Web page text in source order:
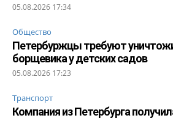
05.08.2026 17:34
Общество
Петербуржцы требуют
борщевика у детских садов
05.08.2026 17:23
Транспорт
Компания из Петербурга